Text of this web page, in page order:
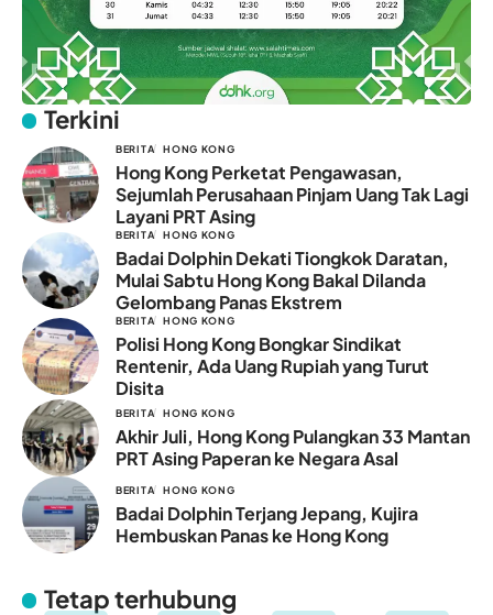
Terkini
BERITA HONG KONG
Hong Kong Perketat Pengawasan,
Sejumlah Perusahaan Pinjam Uang Tak Lagi
Layani PRT Asing
BERITA HONG KONG
Badai Dolphin Dekati Tiongkok Daratan,
Mulai Sabtu Hong Kong Bakal Dilanda
Gelombang Panas Ekstrem
BERITA HONG KONG
Polisi Hong Kong Bongkar Sindikat
Rentenir, Ada Uang Rupiah yang Turut
Disita
BERITA HONG KONG
Akhir Juli, Hong Kong Pulangkan 33 Mantan
PRT Asing Paperan ke Negara Asal
BERITA HONG KONG
Badai Dolphin Terjang Jepang, Kujira
Hembuskan Panas ke Hong Kong
Tetap terhubung